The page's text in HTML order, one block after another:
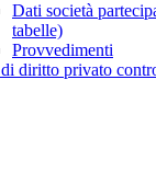
Dati società
tabelle)
Provvedimenti
diritto privato